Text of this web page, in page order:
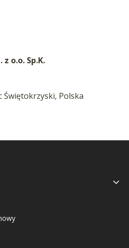
o.o. Sp.K.
Świętokrzyski, Polska